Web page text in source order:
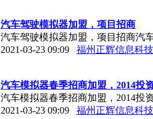
汽车驾驶模拟器加盟，项目招商
汽车驾驶模拟器加盟，项目招商汽
2021-03-23 09:09
福州正辉信息科
汽车模拟器春季招商加盟，2014投
汽车模拟器春季招商加盟，2014投
2021-03-23 09:09
福州正辉信息科